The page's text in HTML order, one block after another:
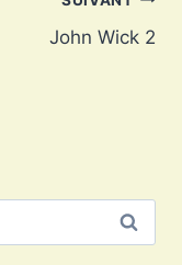
John Wick 2